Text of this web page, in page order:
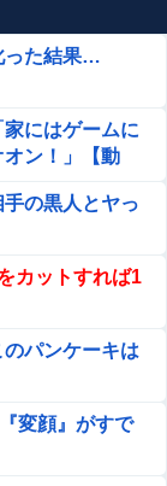
った結果…
家にはゲームに
ン！」【動
手の黒人とヤっ
カットすれば1
のパンケーキは
変顔』がすで